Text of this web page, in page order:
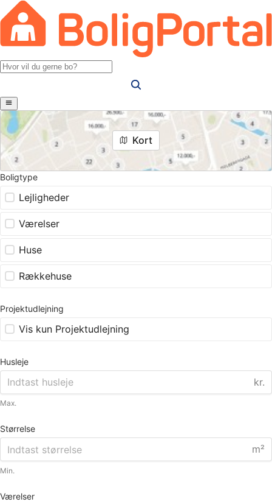
Kort
Boligtype
Lejligheder
Værelser
Huse
Rækkehuse
Projektudlejning
Vis kun Projektudlejning
Husleje
kr.
Max.
Størrelse
m²
Min.
Værelser